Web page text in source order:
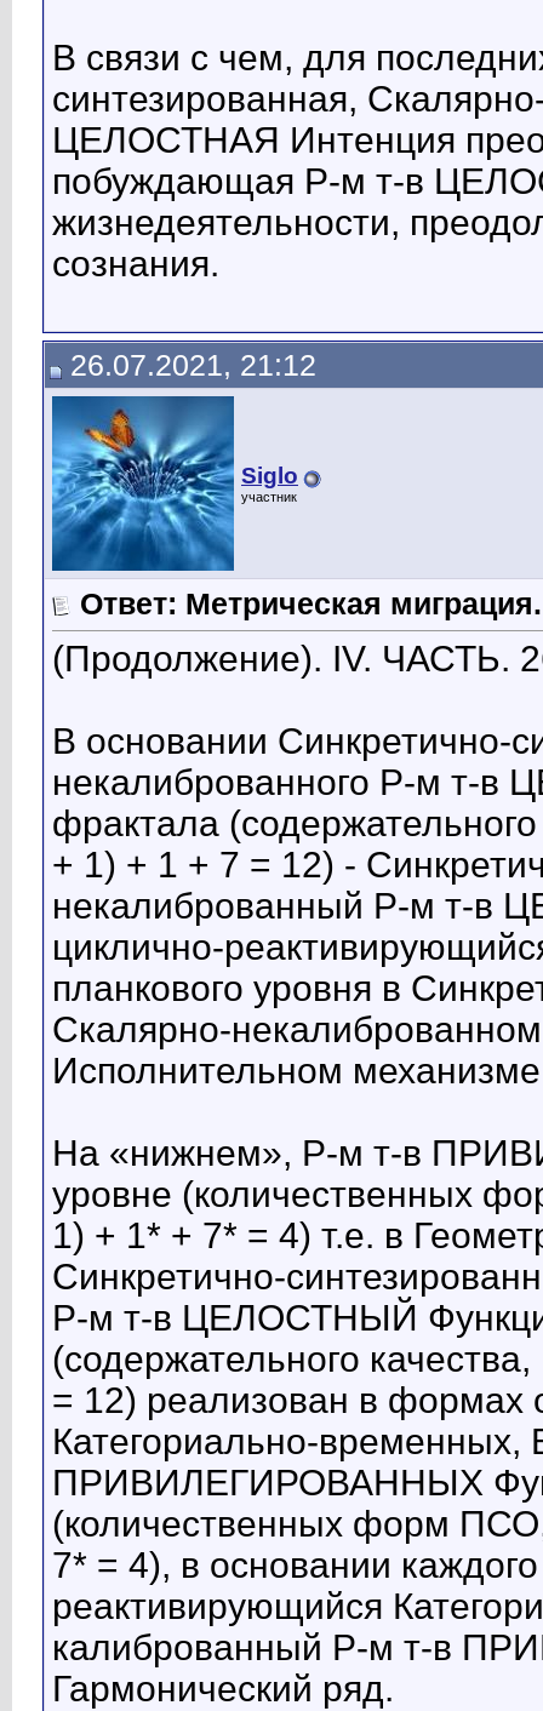
В связи с чем, для
синтезированная,
ЦЕЛОСТНАЯ Интенция
побуждающая Р-м т-в
жизнедеятельности,
сознания.
26.07.2021, 21:12
Siglo
участник
Ответ: Метрическая миграция.
(Продолжение). IV. ЧАСТЬ.
В основании Синкретично-
некалиброванного Р-м т-в
фрактала
+ 1) + 1 + 7 = 12) -
некалиброванный Р-м т-в
циклично-
планкового уровня в
Скалярно-
Исполнительном
На «нижнем», Р-м т-в
уровне (количественных
1) + 1* + 7* = 4) т.е. в
Синкретично-
Р-м т-в ЦЕЛОСТНЫЙ
(содержательного
= 12) реализован в формах
Категориально-
ПРИВИЛЕГИРОВАННЫХ
(количественных форм
7* = 4), в основании
реактивирующийся
калиброванный Р-м т-в
Гармонический ряд.